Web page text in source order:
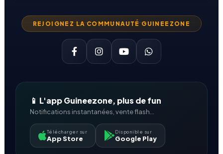
REJOIGNEZ LA COMMUNAUTÉ GUINEEZONE
📱 L'app Guineezone, plus de fun
Notifications instantanées, vente flash...
Télécharger sur
App Store
Disponible sur
Google Play